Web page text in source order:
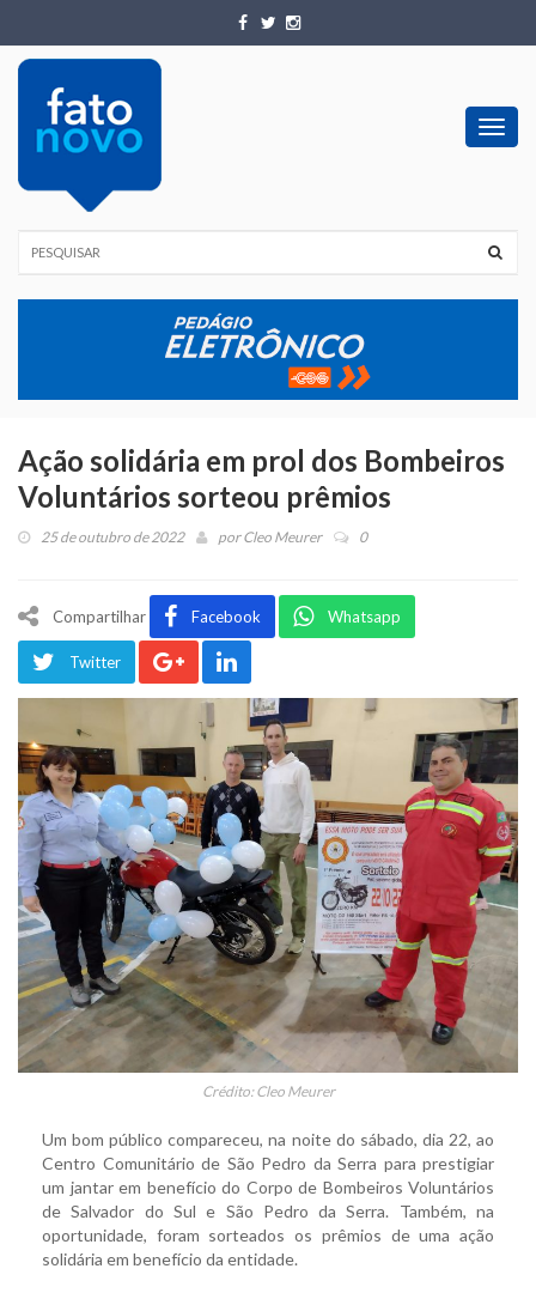
Ação solidária em prol dos Bombeiros
Voluntários sorteou prêmios
25 de outubro de 2022 porCleo Meurer 0
Compartilhar Facebook Whatsapp
Twitter
Crédito: Cleo Meurer
Um bom público compareceu, na noite do sábado, dia 22, ao
Centro Comunitário de São Pedro da Serra para prestigiar
um jantar em benefício do Corpo de Bombeiros Voluntários
de Salvador do Sul e São Pedro da Serra. Também, na
oportunidade, foram sorteados os prêmios de uma ação
solidária em benefício da entidade.